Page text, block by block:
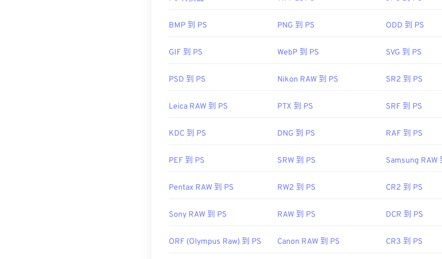
BMP 到 PS PNG 到 PS ODD 到 PS
GIF 到 PS WebP 到 PS SVG 到 PS
PSD 到 PS Nikon RAW 到 PS SR2 到 PS
Leica RAW 到 PS PTX 到 PS SRF 到 PS
KDC 到 PS DNG 到 PS RAF 到 PS
PEF 到 PS SRW 到 PS Samsung RAW
Pentax RAW 到 PS RW2 到 PS CR2 到 PS
Sony RAW 到 PS RAW 到 PS DCR 到 PS
ORF (Olympus Raw) 到 PS Canon RAW 到 PS CR3 到 PS